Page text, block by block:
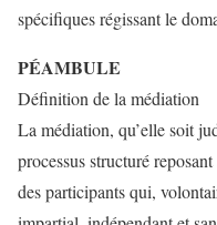
spécifiques régissant le
PÉAMBULE
Définition de la médiation
La médiation, qu’elle soit
processus structuré
des participants qui,